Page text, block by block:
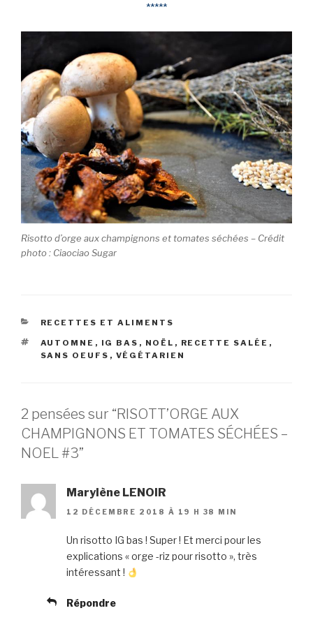
*****
Risotto d’orge aux champignons et tomates séchées – Crédit
photo : Ciaociao Sugar
CATÉGORIES
RECETTES ET ALIMENTS
ÉTIQUETTES
AUTOMNE , IG BAS , NOËL , RECETTE SALÉE ,
SANS OEUFS , VÉGÉTARIEN
2 pensées sur “RISOTT’ORGE AUX
CHAMPIGNONS ET TOMATES SÉCHÉES –
NOEL #3”
Marylène LENOIR
12 DÉCEMBRE 2018 À 19 H 38 MIN
Un risotto IG bas ! Super ! Et merci pour les
explications « orge -riz pour risotto », très
intéressant !
Répondre